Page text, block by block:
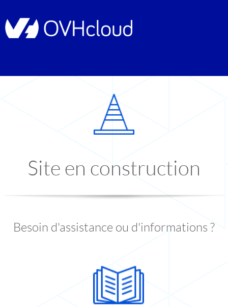
Site en construction
Besoin d'assistance ou d'informations ?